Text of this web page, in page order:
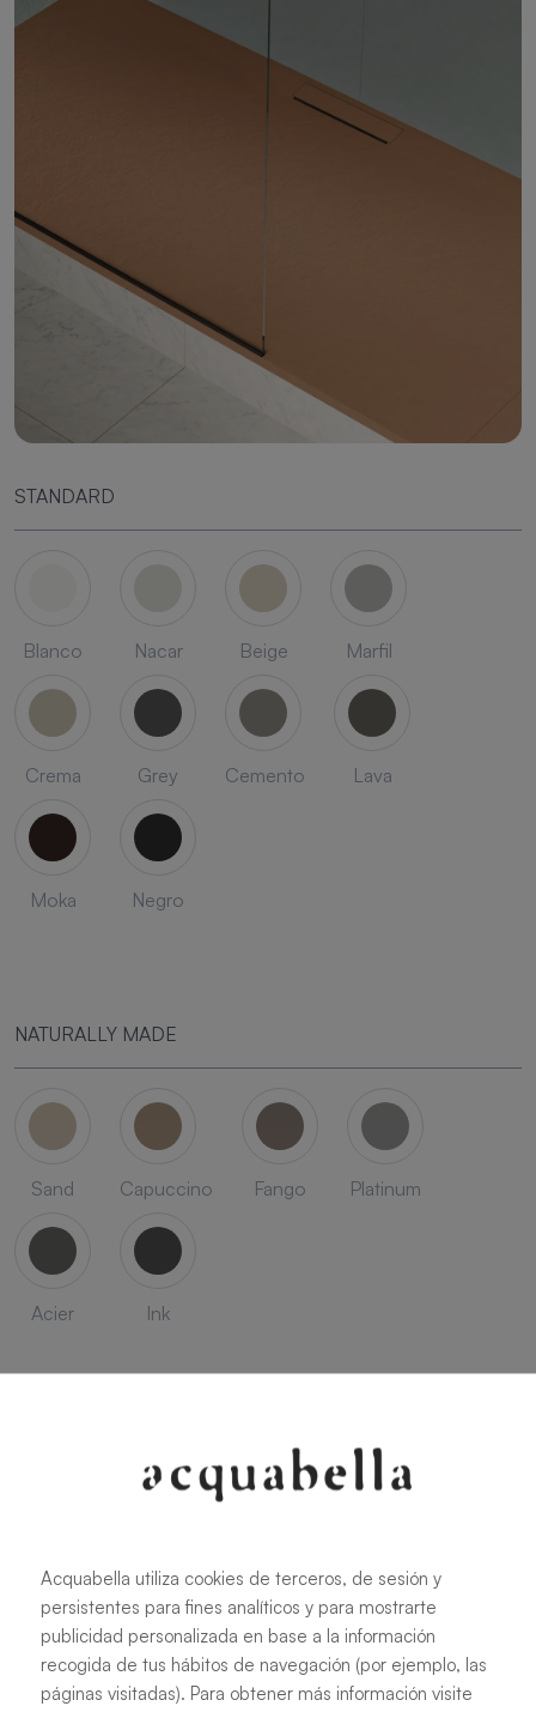
STANDARD
Blanco Nacar Beige Marfil
Crema Grey Cemento Lava
Moka Negro
NATURALLY MADE
Sand Capuccino Fango Platinum
Acier Ink
Savanna Terracota Niebla Cobalto
Acquabella utiliza cookies de terceros, de sesión y
persistentes para fines analíticos y para mostrarte
publicidad personalizada en base a la información
recogida de tus hábitos de navegación (por ejemplo, las
páginas visitadas). Para obtener más información visite